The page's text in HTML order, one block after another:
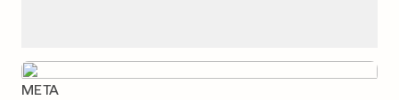
META